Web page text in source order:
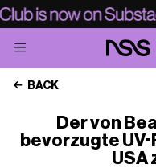
BACK
Der von
bevorzugte
USA